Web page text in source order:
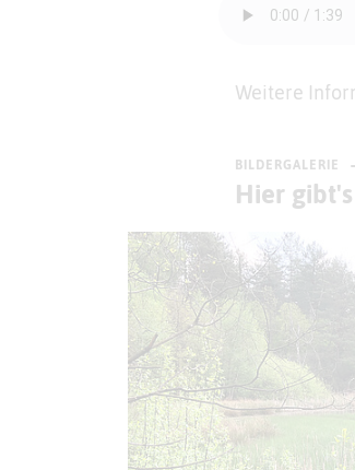
Weitere
BILDERGALERIE
Hier